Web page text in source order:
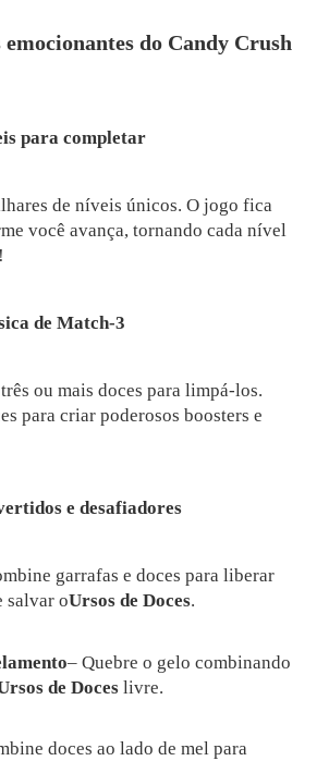
do Candy Crush
para completar
de níveis únicos. O jogo fica
você avança, tornando cada nível
de Match-3
ou mais doces para limpá-los.
para criar poderosos boosters e
e desafiadores
garrafas e doces para liberar
salvar oUrsos de Doces.
– Quebre o gelo combinando
de Doceslivre.
doces ao lado de mel para